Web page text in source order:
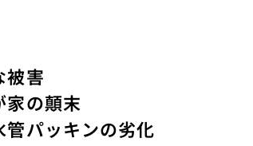
被害
家の顛末
管パッキンの劣化